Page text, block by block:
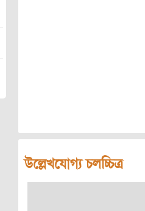
উল্লেখযোগ্য চলচ্চিত্র